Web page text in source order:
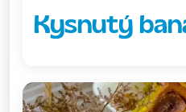
Kysnutý